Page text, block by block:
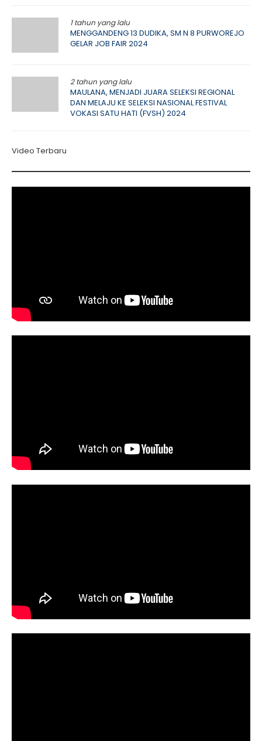
1 tahun yang lalu
MENGGANDENG 13 DUDIKA, SM N 8 PURWOREJO
GELAR JOB FAIR 2024
2 tahun yang lalu
MAULANA, MENJADI JUARA SELEKSI REGIONAL
DAN MELAJU KE SELEKSI NASIONAL FESTIVAL
VOKASI SATU HATI (FVSH) 2024
Video Terbaru